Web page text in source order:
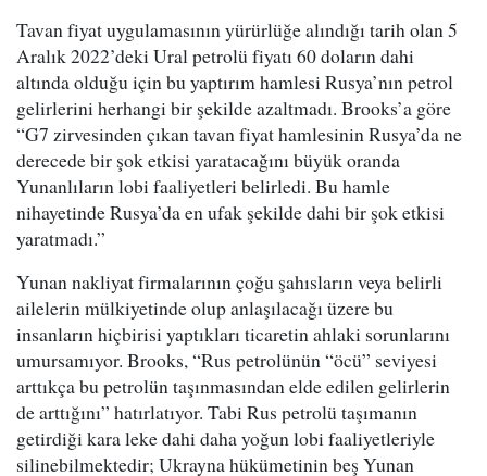
Tavan fiyat uygulamasının yürürlüğe alındığı tarih olan 5
Aralık 2022’deki Ural petrolü fiyatı 60 doların dahi
altında olduğu için bu yaptırım hamlesi Rusya’nın petrol
gelirlerini herhangi bir şekilde azaltmadı. Brooks’a göre
“G7 zirvesinden çıkan tavan fiyat hamlesinin Rusya’da ne
derecede bir şok etkisi yaratacağını büyük oranda
Yunanlıların lobi faaliyetleri belirledi. Bu hamle
nihayetinde Rusya’da en ufak şekilde dahi bir şok etkisi
yaratmadı.”
Yunan nakliyat firmalarının çoğu şahısların veya belirli
ailelerin mülkiyetinde olup anlaşılacağı üzere bu
insanların hiçbirisi yaptıkları ticaretin ahlaki sorunlarını
umursamıyor. Brooks, “Rus petrolünün “öcü” seviyesi
arttıkça bu petrolün taşınmasından elde edilen gelirlerin
de arttığını” hatırlatıyor. Tabi Rus petrolü taşımanın
getirdiği kara leke dahi daha yoğun lobi faaliyetleriyle
silinebilmektedir; Ukrayna hükümetinin beş Yunan